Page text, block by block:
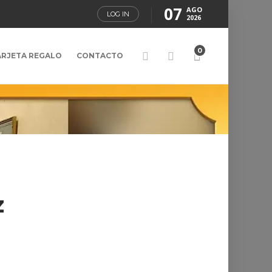
LOG IN 07 AGO
2026
REGALO CONTACTO
0